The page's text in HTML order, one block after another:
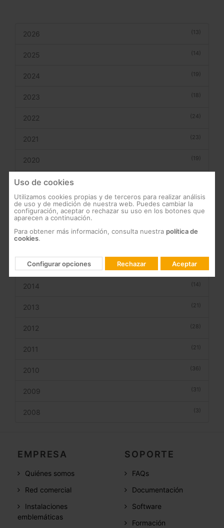
(13)
2026
(14)
2025
(19)
2024
(18)
2023
(24)
2022
(23)
2021
(19)
2020
2019
(2)
2018
2017
(11)
2015
(14)
2014
(21)
2013
(28)
2012
(21)
2011
(36)
2010
(31)
2009
(3)
2008
EMPRESA
Quiénes somos
Red comercial
Instalaciones
emblemáticas
SOPORTE
FAQs
Documentación
Software
Formación
Uso de cookies
Utilizamos cookies propias y de terceros para realizar análisis
de uso y de medición de nuestra web. Puedes cambiar la
configuración, aceptar o rechazar su uso en los botones que
aparecen a continuación.
Para obtener más información, consulta nuestra política de
cookies.
Configurar opciones Rechazar Aceptar